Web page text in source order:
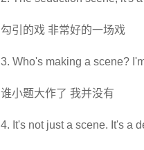
勾引的戏 非常好的一场戏
3. Who's making a scene?
谁小题大作了 我并没有
4. It's not just a scene. It's a